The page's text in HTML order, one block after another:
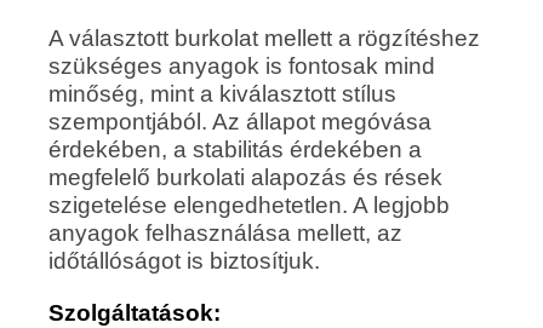
A választott burkolat mellett a rögzítéshez
szükséges anyagok is fontosak mind
minőség, mint a kiválasztott stílus
szempontjából. Az állapot megóvása
érdekében, a stabilitás érdekében a
megfelelő burkolati alapozás és rések
szigetelése elengedhetetlen. A legjobb
anyagok felhasználása mellett, az
időtállóságot is biztosítjuk.
Szolgáltatások: